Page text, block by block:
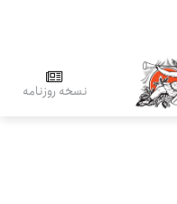
نسخه روزنامه